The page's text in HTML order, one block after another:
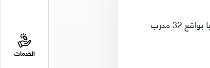
الخدمات
وأوضح (يويفا) أن اختيار الثلاثي جاء بناءً على تصويت 80 مدربًا شاركوا في بطولتي أوروبا بواقع 32 مدرب